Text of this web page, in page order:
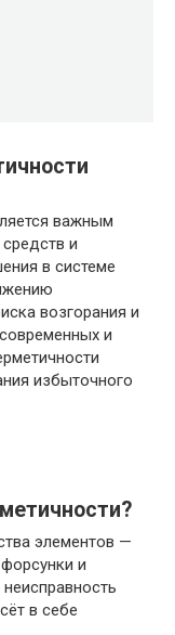
важным
и
в системе
возгорания и
и
избыточного
элементов —
и
в себе